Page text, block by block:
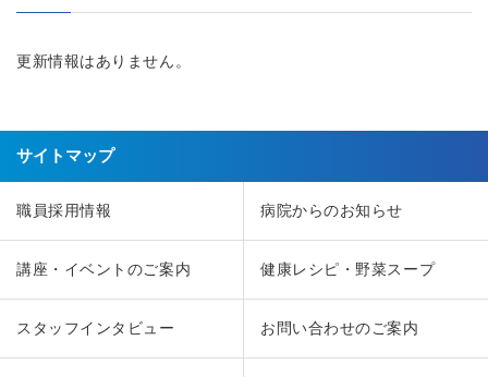
更新情報はありません。
サイトマップ
職員採用情報 病院からのお知らせ
講座・イベントのご案内 健康レシピ・野菜スープ
スタッフインタビュー お問い合わせのご案内